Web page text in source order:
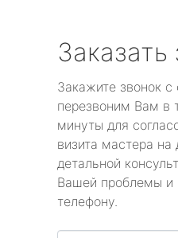
Заказать
Закажите звонок
перезвоним Вам в
минуты для
визита мастера
детальной
Вашей проблемы и
телефону.